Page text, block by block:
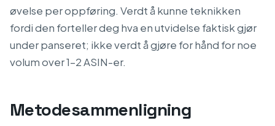
øvelse per oppføring. Verdt å kunne teknikken
fordi den forteller deg hva en utvidelse faktisk gjør
under panseret; ikke verdt å gjøre for hånd for noe
volum over 1–2 ASIN-er.
Metodesammenligning